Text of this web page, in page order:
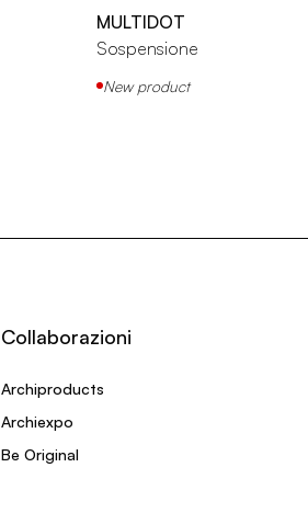
MULTIDOT
Sospensione
New product
Collaborazioni
Archiproducts
Archiexpo
Be Original